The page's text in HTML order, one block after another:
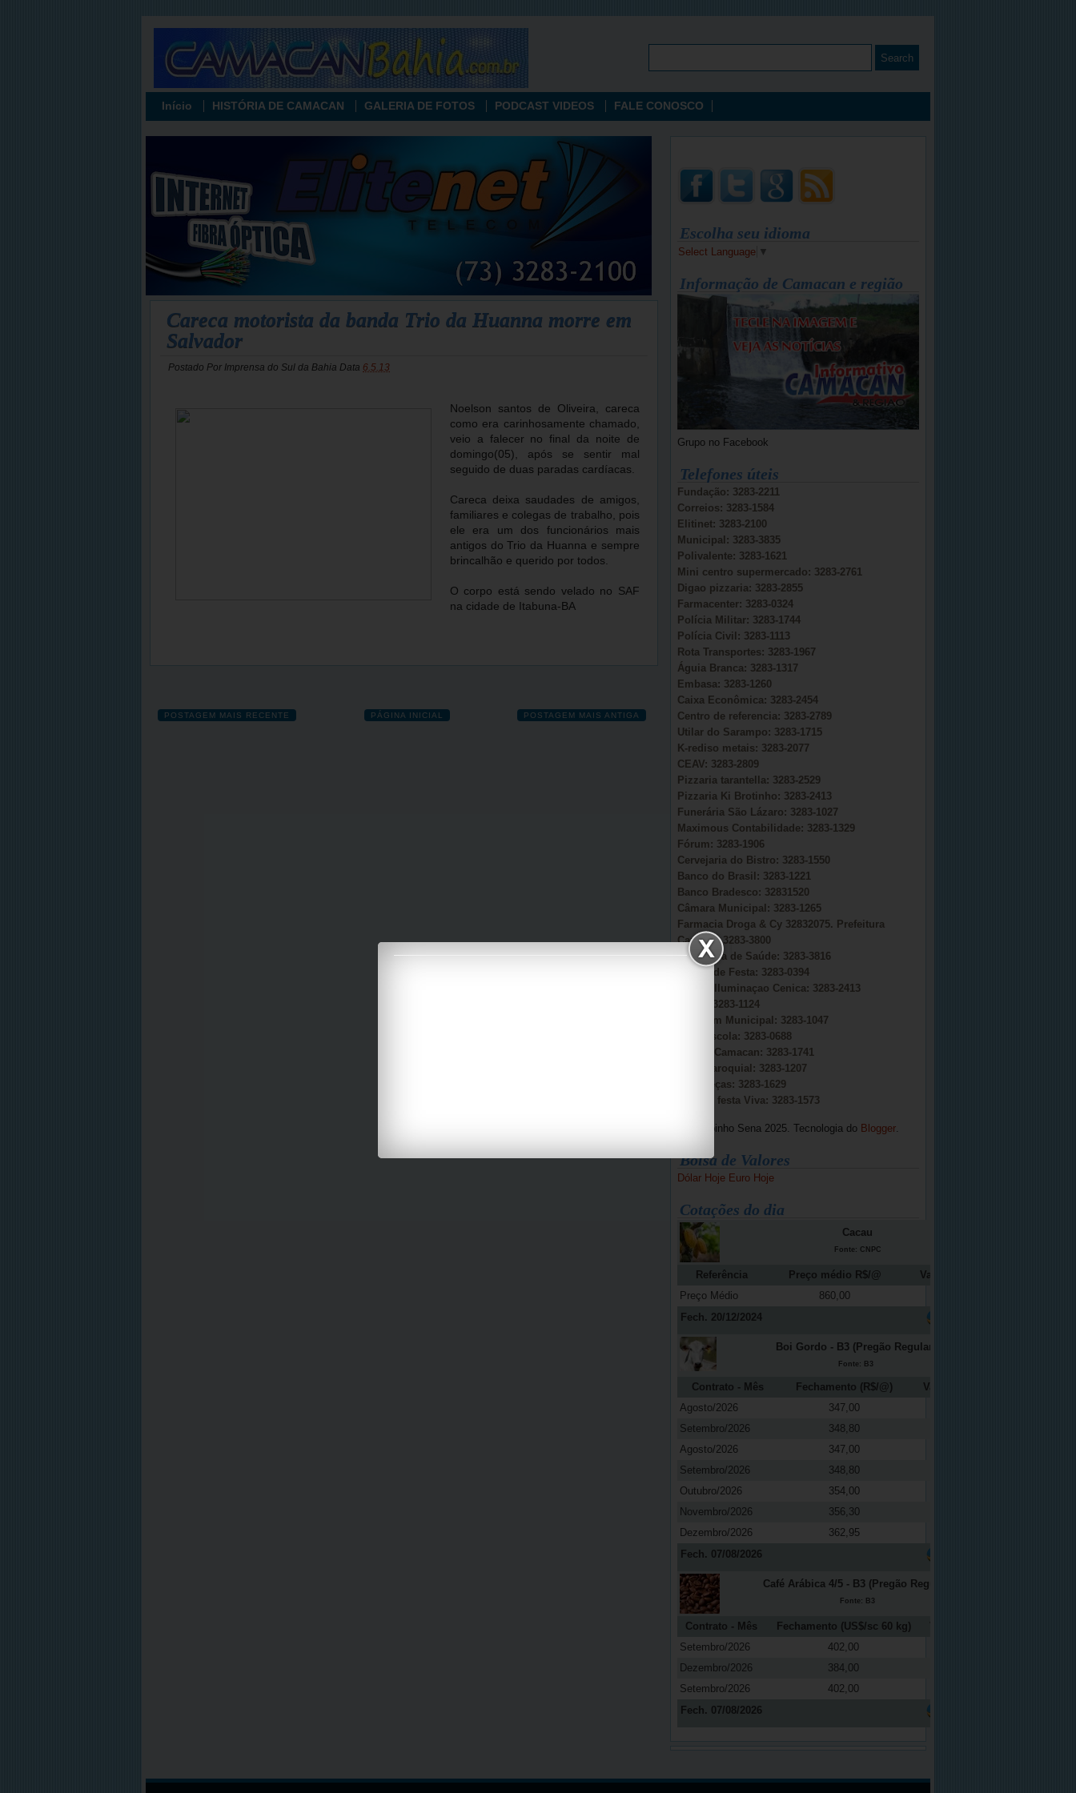
Início HISTÓRIA DE CAMACAN GALERIA DE FOTOS PODCAST VIDEOS FALE CONOSCO
Careca motorista da banda Trio da Huanna morre em
Salvador
Postado Por Imprensa do Sul da Bahia Data 6.5.13
Noelson santos de Oliveira, careca
como era carinhosamente chamado,
veio a falecer no final da noite de
domingo(05), após se sentir mal
seguido de duas paradas cardíacas.
Careca deixa saudades de amigos,
familiares e colegas de trabalho, pois
ele era um dos funcionários mais
antigos do Trio da Huanna e sempre
brincalhão e querido por todos.
O corpo está sendo velado no SAF
na cidade de Itabuna-BA
POSTAGEM MAIS RECENTE POSTAGEM MAIS ANTIGA
PÁGINA INICIAL
Escolha seu idioma
Select Language ▼
Informação de Camacan e região
Grupo no Facebook
Telefones úteis
Fundação: 3283-2211
Correios: 3283-1584
Elitinet: 3283-2100
Municipal: 3283-3835
Polivalente: 3283-1621
Mini centro supermercado: 3283-2761
Digao pizzaria: 3283-2855
Farmacenter: 3283-0324
Polícia Militar: 3283-1744
Polícia Civil: 3283-1113
Rota Transportes: 3283-1967
Águia Branca: 3283-1317
Embasa: 3283-1260
Caixa Econômica: 3283-2454
Centro de referencia: 3283-2789
Utilar do Sarampo: 3283-1715
K-rediso metais: 3283-2077
CEAV: 3283-2809
Pizzaria tarantella: 3283-2529
Pizzaria Ki Brotinho: 3283-2413
Funerária São Lázaro: 3283-1027
Maximous Contabilidade: 3283-1329
Fórum: 3283-1906
Cervejaria do Bistro: 3283-1550
Banco do Brasil: 3283-1221
Banco Bradesco: 32831520
Câmara Municipal: 3283-1265
Farmacia Droga & Cy 32832075. Prefeitura
Camacã: 3283-3800
Secretária de Saúde: 3283-3816
Sonho de Festa: 3283-0394
AmmC Iluminaçao Cenica: 3283-2413
CAPS: 3283-1124
Garagem Municipal: 3283-1047
Auto Escola: 3283-0688
Viação Camacan: 3283-1741
Casa Paroquial: 3283-1207
Bike Peças: 3283-1629
Espaço festa Viva: 3283-1573
Jabinho Sena 2025. Tecnologia do Blogger.
Bolsa de Valores
Dólar Hoje Euro Hoje
Cotações do dia
Cacau
Fonte: CNPC
Referência Preço médio R$/@
Variação (%)
Preço Médio
860,00
Fech. 20/12/2024
Boi Gordo - B3 (Pregão Regular)
Fonte: B3
Contrato - Mês Fechamento (R$/@)
Variação (%)
Agosto/2026
347,00
Setembro/2026
348,80
Agosto/2026
347,00
Setembro/2026
348,80
Outubro/2026
354,00
Novembro/2026
356,30
Dezembro/2026
362,95
Fech. 07/08/2026
Café Arábica 4/5 - B3 (Pregão Regular)
Fonte: B3
Contrato - Mês Fechamento (US$/sc 60 kg)
Setembro/2026
402,00
Dezembro/2026
384,00
Setembro/2026
402,00
Fech. 07/08/2026